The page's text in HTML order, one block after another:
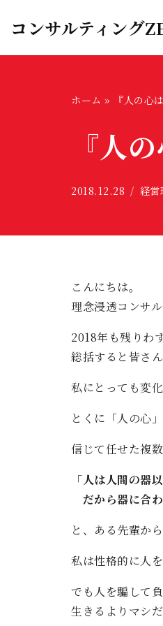
コ
ン
コンサルティング
ホーム » 『人の心
『人
2018.12.28 経営
こんにちは。
理念浸透コンサル
2018年も残りわず
総括すると皆さ
私にとっても変
とくに「人の心
信じて任せた複
「人は人間の器
だから器に合わ
と、ある先輩か
私は性格的に人
でも人を騙して
生きるよりマシだ